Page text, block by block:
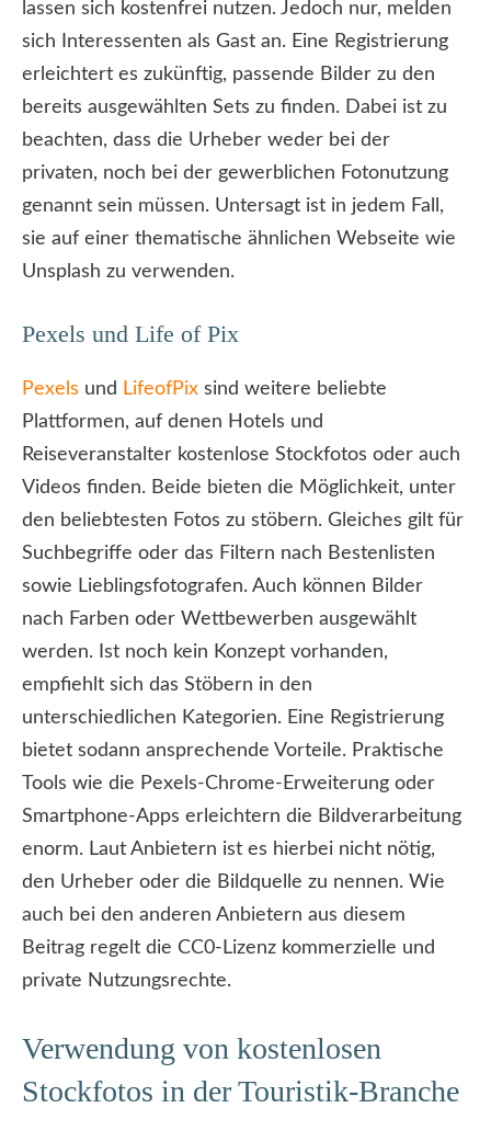
lassen sich kostenfrei nutzen. Jedoch nur, melden
sich Interessenten als Gast an. Eine Registrierung
erleichtert es zukünftig, passende Bilder zu den
bereits ausgewählten Sets zu finden. Dabei ist zu
beachten, dass die Urheber weder bei der
privaten, noch bei der gewerblichen Fotonutzung
genannt sein müssen. Untersagt ist in jedem Fall,
sie auf einer thematische ähnlichen Webseite wie
Unsplash zu verwenden.
Pexels und Life of Pix
Pexels und LifeofPix sind weitere beliebte
Plattformen, auf denen Hotels und
Reiseveranstalter kostenlose Stockfotos oder auch
Videos finden. Beide bieten die Möglichkeit, unter
den beliebtesten Fotos zu stöbern. Gleiches gilt für
Suchbegriffe oder das Filtern nach Bestenlisten
sowie Lieblingsfotografen. Auch können Bilder
nach Farben oder Wettbewerben ausgewählt
werden. Ist noch kein Konzept vorhanden,
empfiehlt sich das Stöbern in den
unterschiedlichen Kategorien. Eine Registrierung
bietet sodann ansprechende Vorteile. Praktische
Tools wie die Pexels-Chrome-Erweiterung oder
Smartphone-Apps erleichtern die Bildverarbeitung
enorm. Laut Anbietern ist es hierbei nicht nötig,
den Urheber oder die Bildquelle zu nennen. Wie
auch bei den anderen Anbietern aus diesem
Beitrag regelt die CC0-Lizenz kommerzielle und
private Nutzungsrechte.
Verwendung von kostenlosen
Stockfotos in der Touristik-Branche